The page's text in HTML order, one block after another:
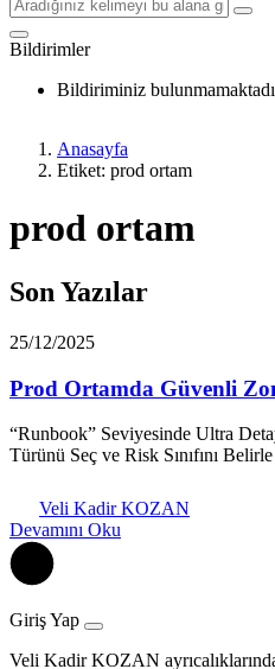
Bildirimler
Bildiriminiz
Anasayfa
Etiket: prod ortam
prod ortam
Son Yazılar
25/12/2025
Prod Ortamda Güvenli
“Runbook” Seviyesinde Ultra
Türünü Seç ve Risk Sınıfını
Veli Kadir KOZAN
Devamını Oku
Giriş Yap
Veli Kadir KOZAN